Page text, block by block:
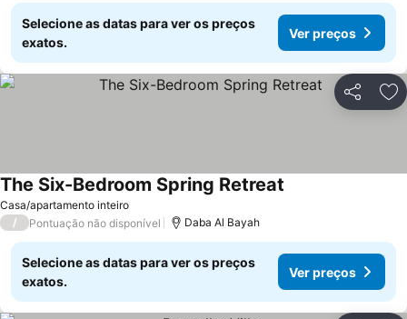
Selecione as datas para ver os preços
exatos.
Ver preços
Partilhar
Casa/apartamento inteiro
The Six-Bedroom Spring Retreat
/ Pontuação não disponível Daba Al Bayah
Selecione as datas para ver os preços
exatos.
Ver preços